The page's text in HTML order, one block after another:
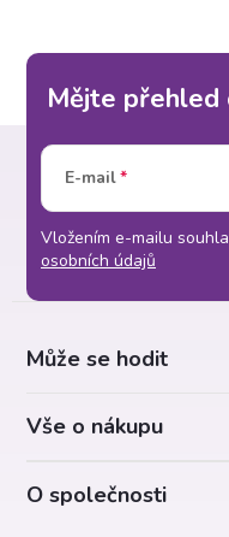
Mějte přehled
E-mail
Vložením e-mailu
osobních údajů
O společnosti
Může se hodit
Vše o nákupu